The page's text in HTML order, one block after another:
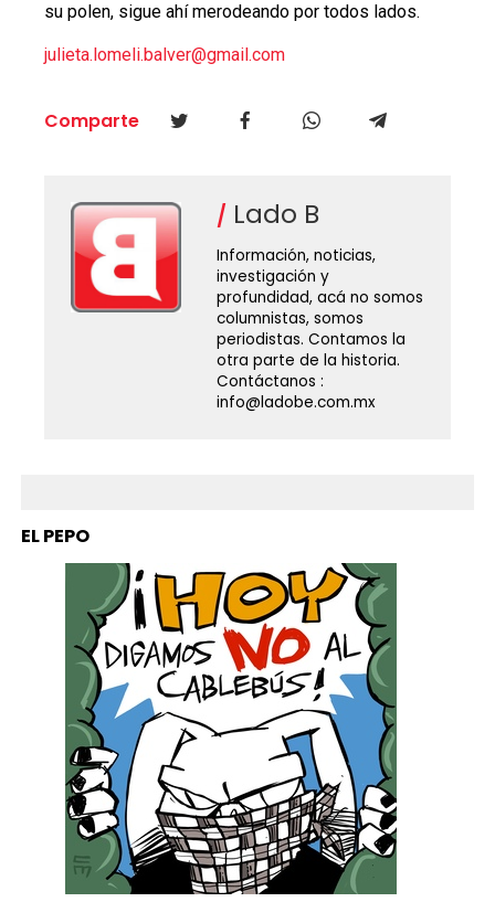
su polen, sigue ahí merodeando por todos lados.
julieta.lomeli.balver@gmail.com
Comparte
Lado B
Información, noticias,
investigación y
profundidad, acá no somos
columnistas, somos
periodistas. Contamos la
otra parte de la historia.
Contáctanos :
info@ladobe.com.mx
EL PEPO